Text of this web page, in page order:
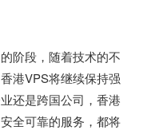
阶段，随着技术的不
港VPS将继续保持强
还是跨国公司，香港
全可靠的服务，都将